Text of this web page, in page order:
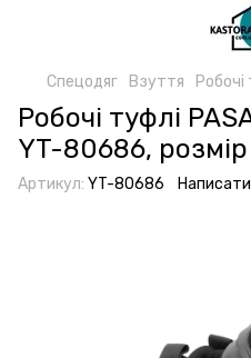
Спецодяг Взуття
Робочі туфлі
YT-80686,
Артикул: YT-80686 Написати